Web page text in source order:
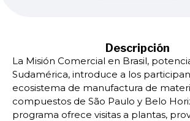
Descripción
La Misión Comercial en Brasil,
Sudamérica, introduce a los
ecosistema de manufactura de
compuestos de São Paulo y Belo
programa ofrece visitas a plantas,